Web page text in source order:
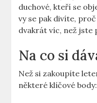
duchové, kteří se
vy se pak divíte,
dvakrát víc, než jste
Na co si
Než si zakoupíte
některé klíčové body: